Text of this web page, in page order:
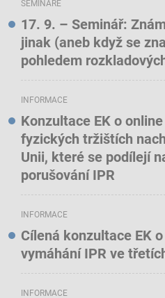
SEMINÁŘE
17. 9. – Seminář:
jinak (aneb když se
pohledem
INFORMACE
Konzultace EK o
fyzických tržištích
Unii, které se podílejí
porušování IPR
INFORMACE
Cílená konzultace EK
vymáhání IPR ve
INFORMACE